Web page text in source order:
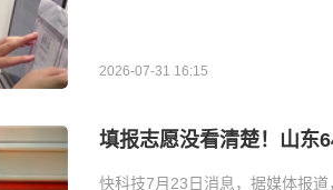
2026-07-31 16:15
填报志愿没看清楚！山东
快科技7月23日消息，据媒体报